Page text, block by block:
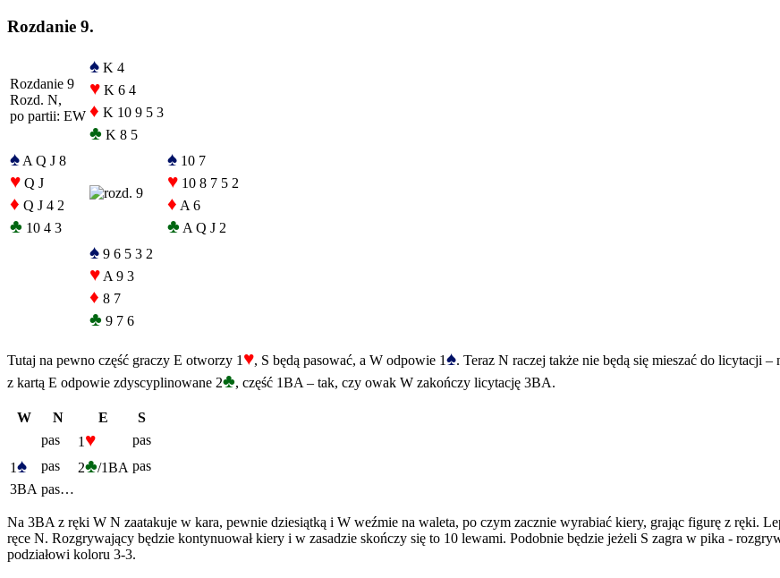
Rozdanie 9.
Rozdanie 9
Rozd. N,
po partii: EW
♠ K 4
♥ K 6 4
♦ K 10 9 5 3
♣ K 8 5
♠ A Q J 8
♥ Q J
♦ Q J 4 2
♣ 10 4 3
♠ 10 7
♥ 10 8 7 5 2
♦ A 6
♣ A Q J 2
♠ 9 6 5 3 2
♥ A 9 3
♦ 8 7
♣ 9 7 6
Tutaj na pewno część graczy E otworzy 1 ♥, S będą pasować, a W odpowie 1♠. Teraz N raczej także nie będą się mieszać do licytacji
z kartą E odpowie zdyscyplinowane 2♣, część 1BA – tak, czy owak W zakończy licytację 3BA.
W N E
S
pas
1 ♥
pas
1♠ pas 2♣/1BA pas
3BA pas…
Na 3BA z ręki W N zaatakuje w kara, pewnie dziesiątką i W weźmie na waleta, po czym zacznie wyrabiać kiery, grając figurę z ręki.
ręce N. Rozgrywający będzie kontynuował kiery i w zasadzie skończy się to 10 lewami. Podobnie będzie jeżeli S zagra w pika -
podziałowi koloru 3-3.